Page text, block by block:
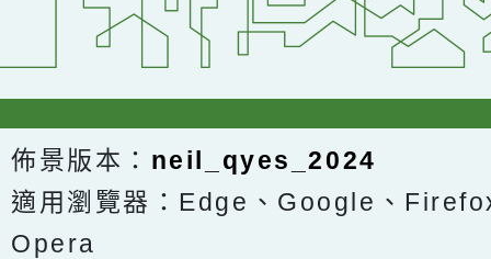
佈景版本： neil_qyes_2024
適用瀏覽器：Edge、Google、
Opera